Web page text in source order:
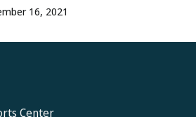
16, 2021
Center